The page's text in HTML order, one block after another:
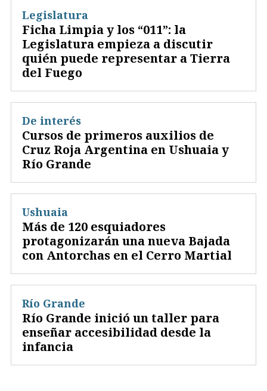
Ficha Limpia y los “011”: la
Legislatura empieza a discutir
quién puede representar a Tierra
del Fuego
Legislatura
Cursos de primeros auxilios de
Cruz Roja Argentina en Ushuaia y
Río Grande
De interés
Más de 120 esquiadores
protagonizarán una nueva Bajada
con Antorchas en el Cerro Martial
Ushuaia
Río Grande inició un taller para
enseñar accesibilidad desde la
infancia
Río Grande